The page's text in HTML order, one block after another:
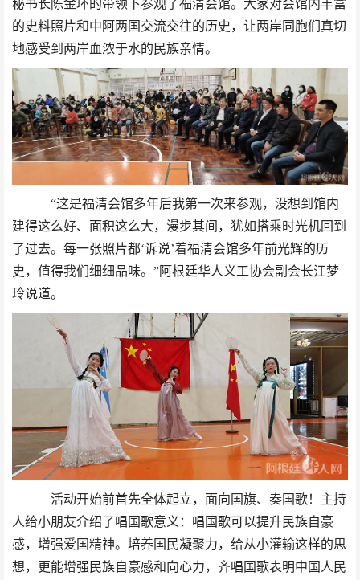
秘书长陈金环的带领下参观了福清会馆。大家对会馆内丰富
的史料照片和中阿两国交流交往的历史，让两岸同胞们真切
地感受到两岸血浓于水的民族亲情。
“这是福清会馆多年后我第一次来参观，没想到馆内
建得这么好、面积这么大，漫步其间，犹如搭乘时光机回到
了过去。每一张照片都‘诉说’着福清会馆多年前光辉的历
史，值得我们细细品味。”阿根廷华人义工协会副会长江梦
玲说道。
活动开始前首先全体起立，面向国旗、奏国歌！主持
人给小朋友介绍了唱国歌意义：唱国歌可以提升民族自豪
感，增强爱国精神。培养国民凝聚力，给从小灌输这样的思
想，更能增强民族自豪感和向心力，齐唱国歌表明中国人民